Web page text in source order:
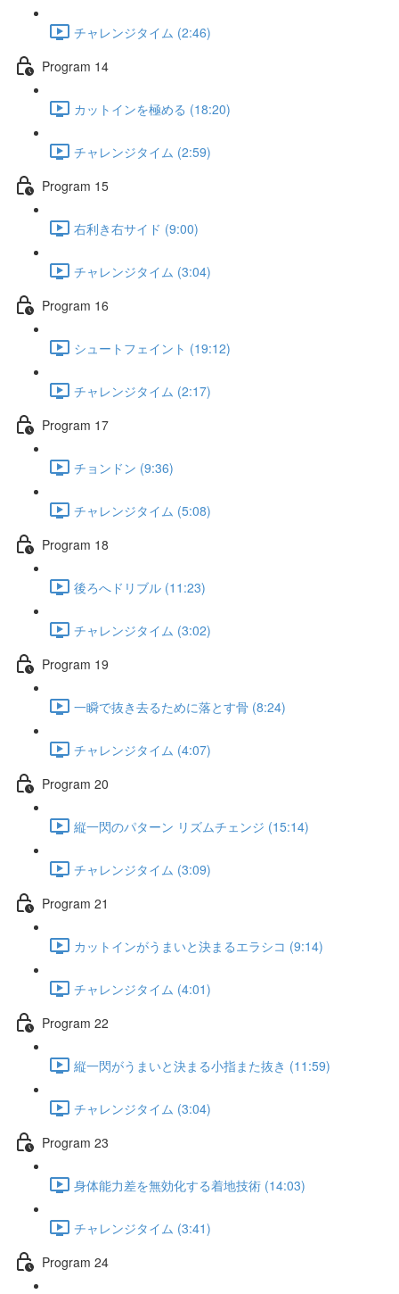
チャレンジタイム (2:46)
Program 14
カットインを極める (18:20)
チャレンジタイム (2:59)
Program 15
右利き右サイド (9:00)
チャレンジタイム (3:04)
Program 16
シュートフェイント (19:12)
チャレンジタイム (2:17)
Program 17
チョンドン (9:36)
チャレンジタイム (5:08)
Program 18
後ろへドリブル (11:23)
チャレンジタイム (3:02)
Program 19
一瞬で抜き去るために落とす骨 (8:24)
チャレンジタイム (4:07)
Program 20
縦一閃のパターン リズムチェンジ (15:14)
チャレンジタイム (3:09)
Program 21
カットインがうまいと決まるエラシコ (9:14)
チャレンジタイム (4:01)
Program 22
縦一閃がうまいと決まる小指また抜き (11:59)
チャレンジタイム (3:04)
Program 23
身体能力差を無効化する着地技術 (14:03)
チャレンジタイム (3:41)
Program 24